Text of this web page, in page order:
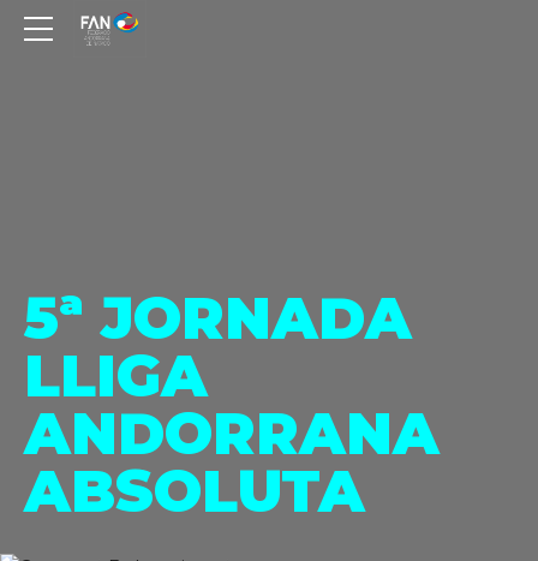
5ª JORNADA
LLIGA
ANDORRANA
ABSOLUTA